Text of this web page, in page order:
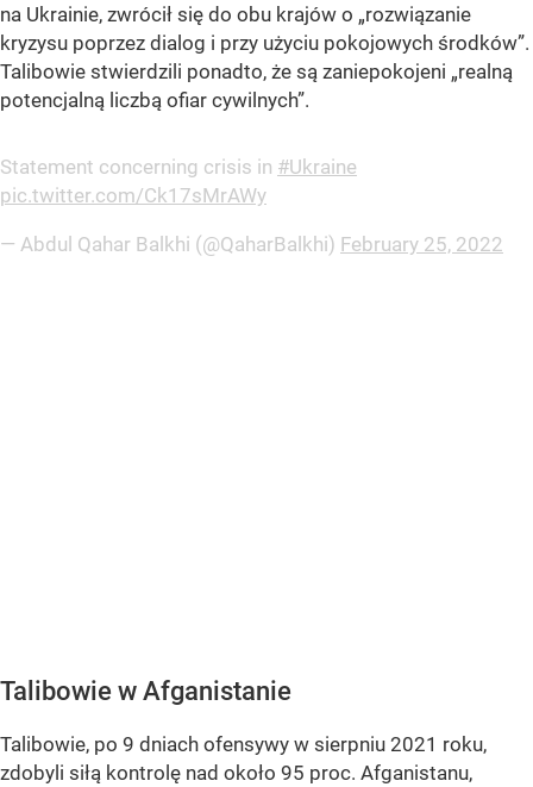
na Ukrainie, zwrócił się do obu krajów o „rozwiązanie
kryzysu poprzez dialog i przy użyciu pokojowych środków”.
Talibowie stwierdzili ponadto, że są zaniepokojeni „realną
potencjalną liczbą ofiar cywilnych”.
Statement concerning crisis in #Ukraine
pic.twitter.com/Ck17sMrAWy
— Abdul Qahar Balkhi (@QaharBalkhi) February 25, 2022
Talibowie w Afganistanie
Talibowie, po 9 dniach ofensywy w sierpniu 2021 roku,
zdobyli siłą kontrolę nad około 95 proc. Afganistanu,